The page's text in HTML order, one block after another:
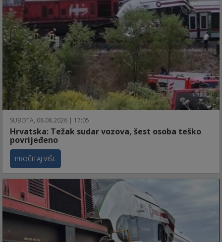
SUBOTA, 08.08.2026 | 17:05
Hrvatska: Težak sudar vozova, šest osoba teško
povrijeđeno
PROČITAJ VIŠE